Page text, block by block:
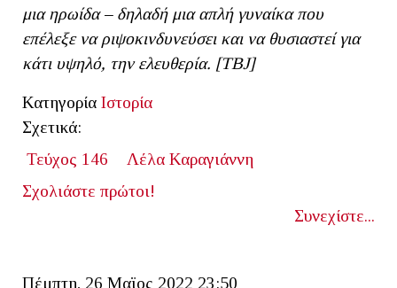
μια ηρωίδα – δηλαδή μια απλή γυναίκα που
επέλεξε να ριψοκινδυνεύσει και να θυσιαστεί για
κάτι υψηλό, την ελευθερία. [ΤΒJ]
Κατηγορία Ιστορία
Σχετικά:
Τεύχος 146
Λέλα Καραγιάννη
Σχολιάστε πρώτοι!
Συνεχίστε...
Πέμπτη, 26 Μαϊος 2022 23:50